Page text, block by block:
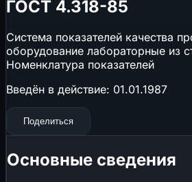
ГОСТ 4.318-85
Система показателей качества
оборудование лабораторные из
Номенклатура показателей
Введён в действие: 01.01.1987
Поделиться
Основные сведения